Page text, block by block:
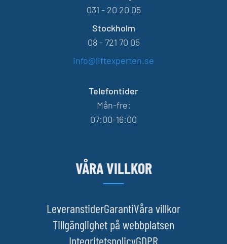
031 - 20 20 05
Stockholm
08 - 721 70 05
info@liftexperten.se
Telefontider
Mån-fre:
07:00-16:00
VÅRA VILLKOR
LeveranstiderGarantiVåra villkor
Tillgänglighet på webbplatsen
IntegritetspolicyGDPR